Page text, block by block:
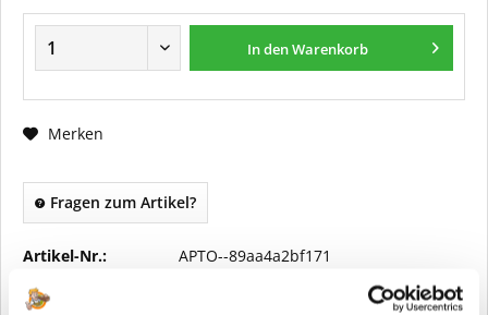
In denWarenkorb
Merken
Fragen zum Artikel?
Artikel-Nr.: APTO--89aa4a2bf171
Vorteile